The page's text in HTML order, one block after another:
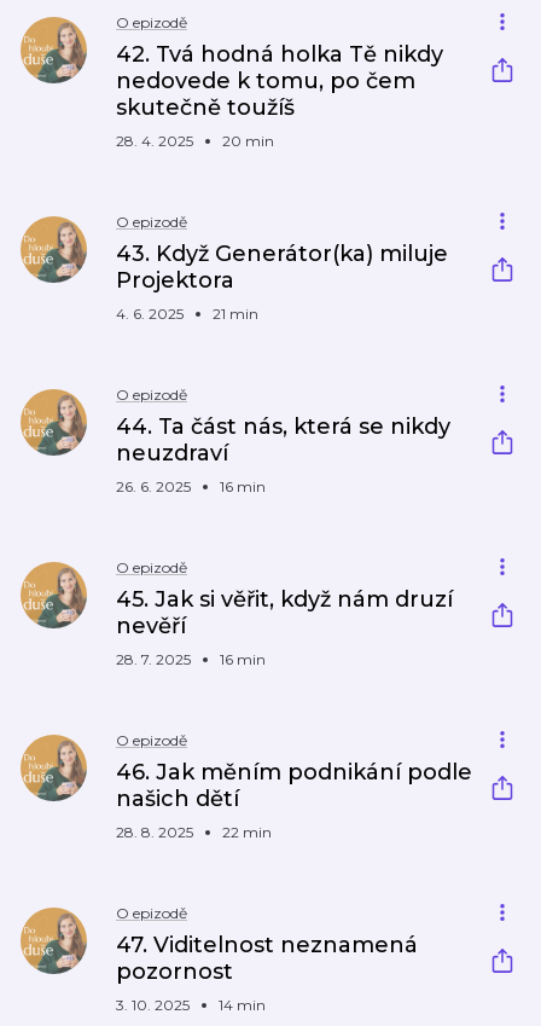
O epizodě
42. Tvá hodná holka Tě nikdy
nedovede k tomu, po čem
skutečně toužíš
28. 4. 2025 20 min
O epizodě
43. Když Generátor(ka) miluje
Projektora
4. 6. 2025 21 min
O epizodě
44. Ta část nás, která se nikdy
neuzdraví
26. 6. 2025 16 min
O epizodě
45. Jak si věřit, když nám druzí
nevěří
28. 7. 2025 16 min
O epizodě
46. Jak měním podnikání podle
našich dětí
28. 8. 2025 22 min
O epizodě
47. Viditelnost neznamená
pozornost
3. 10. 2025 14 min